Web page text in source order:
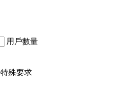
用戶數量
特殊要求